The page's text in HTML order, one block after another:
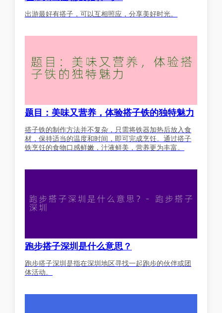
出游最好有搭子，可以互相照应，分享美好时光。
题目：美味又营养，体验搭子铁的独特魅力
搭子铁的制作方法并不复杂，只需将铁器加热后放入食
材，保持适当的温度和时间，即可完成烹饪。通过搭子
铁烹饪的食物口感鲜嫩，汁液鲜美，营养更为丰富。
跑步搭子深圳是什么意思？
跑步搭子深圳是指在深圳地区寻找一起跑步的伙伴或团
体活动。